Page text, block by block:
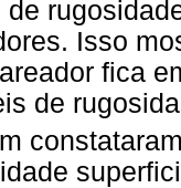
Isso
fica
de